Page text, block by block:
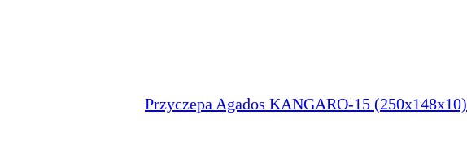
Przyczepa Agados KANGARO-15 (250x148x10)